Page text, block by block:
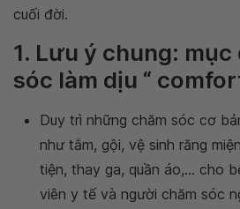
cuối đời.
1. Lưu ý chung:
sóc làm dịu “
Duy trì những chăm sóc cơ
như tắm, gội, vệ sinh răng
tiện, thay ga, quần áo,... cho
viên y tế và người chăm sóc